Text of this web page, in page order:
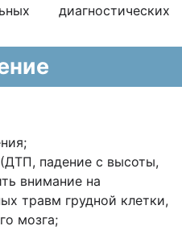
диагностических
падение с высоты,
внимание на
травм грудной клетки,
мозга;